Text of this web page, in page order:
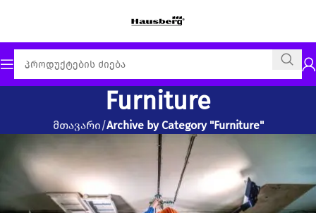
Furniture
მთავარი Archive by Category "Furniture"